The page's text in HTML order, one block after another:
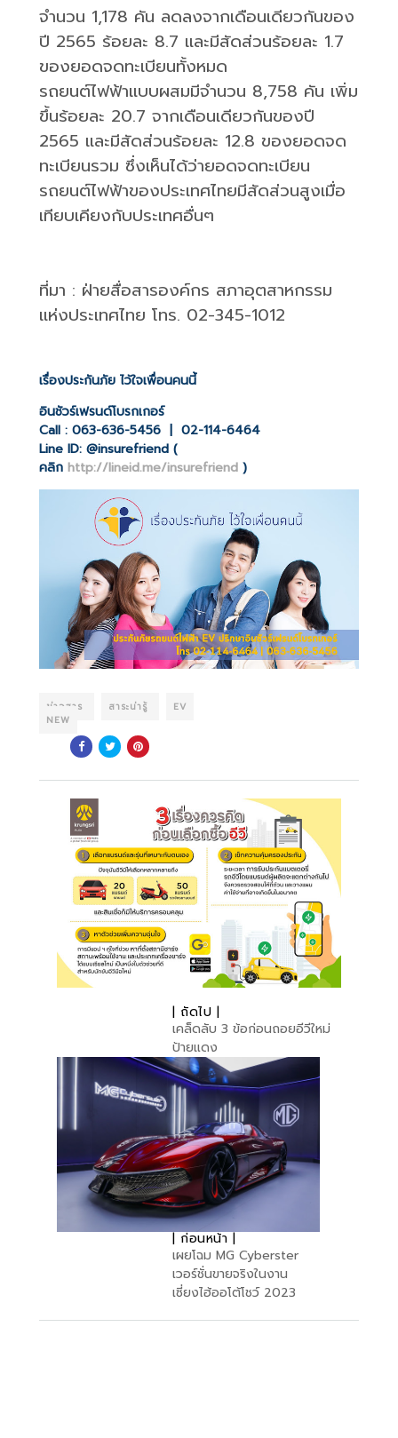
จำนวน 1,178 คัน ลดลงจากเดือนเดียวกันของ
ปี 2565 ร้อยละ 8.7 และมีสัดส่วนร้อยละ 1.7
ของยอดจดทะเบียนทั้งหมด
รถยนต์ไฟฟ้าแบบผสมมีจำนวน 8,758 คัน เพิ่ม
ขึ้นร้อยละ 20.7 จากเดือนเดียวกันของปี
2565 และมีสัดส่วนร้อยละ 12.8 ของยอดจด
ทะเบียนรวม ซึ่งเห็นได้ว่ายอดจดทะเบียน
รถยนต์ไฟฟ้าของประเทศไทยมีสัดส่วนสูงเมื่อ
เทียบเคียงกับประเทศอื่นๆ
ที่มา : ฝ่ายสื่อสารองค์กร สภาอุตสาหกรรม
แห่งประเทศไทย โทร. 02-345-1012
เรื่องประกันภัย ไว้ใจเพื่อนคนนี้
อินชัวร์เฟรนด์โบรกเกอร์
Call : 063-636-5456 | 02-114-6464
Line ID: @insurefriend (
คลิก http://lineid.me/insurefriend )
ข่าวสาร สาระน่ารู้
EV
NEW
| ถัดไป |
เคล็ดลับ 3 ข้อก่อนถอยอีวีใหม่
ป้ายแดง
| ก่อนหน้า |
เผยโฉม MG Cyberster
เวอร์ชั่นขายจริงในงาน
เซี่ยงไฮ้ออโต้โชว์ 2023